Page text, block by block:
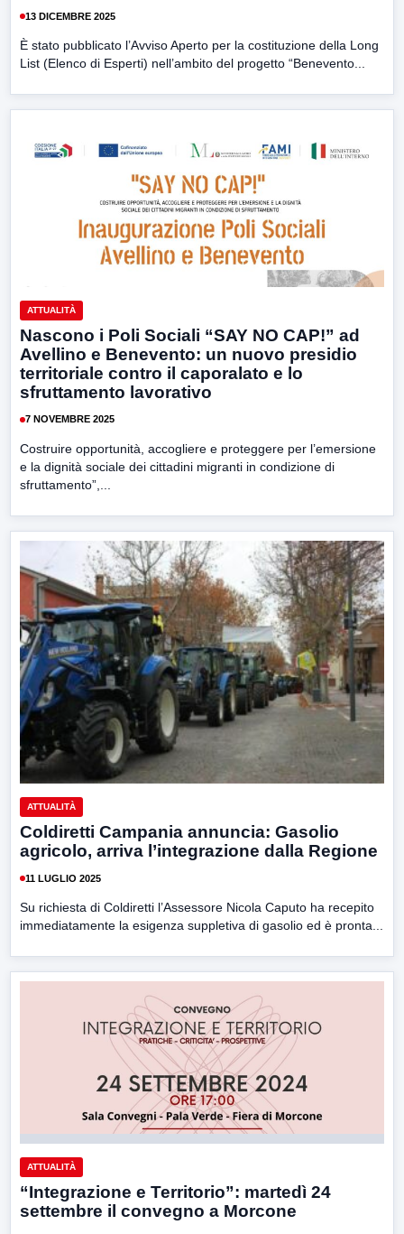
13 DICEMBRE 2025
È stato pubblicato l’Avviso Aperto per la costituzione della Long
List (Elenco di Esperti) nell’ambito del progetto “Benevento...
ATTUALITÀ
Nascono i Poli Sociali “SAY NO CAP!” ad
Avellino e Benevento: un nuovo presidio
territoriale contro il caporalato e lo
sfruttamento lavorativo
7 NOVEMBRE 2025
Costruire opportunità, accogliere e proteggere per l’emersione
e la dignità sociale dei cittadini migranti in condizione di
sfruttamento”,...
ATTUALITÀ
Coldiretti Campania annuncia: Gasolio
agricolo, arriva l’integrazione dalla Regione
11 LUGLIO 2025
Su richiesta di Coldiretti l’Assessore Nicola Caputo ha recepito
immediatamente la esigenza suppletiva di gasolio ed è pronta...
ATTUALITÀ
“Integrazione e Territorio”: martedì 24
settembre il convegno a Morcone